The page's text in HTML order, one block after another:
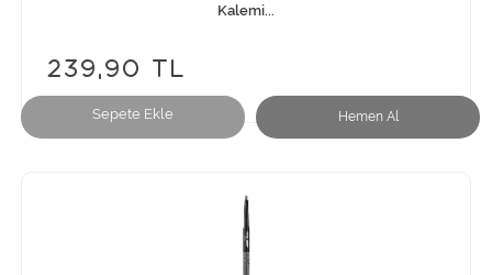
Sepete Ekle Hemen Al
Kalemi...
239,90 TL